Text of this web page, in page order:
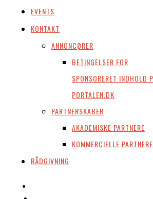
EVENTS
KONTAKT
ANNONCØRER
BETINGELSER FOR
SPONSORERET INDHOLD
PORTALEN.DK
PARTNERSKABER
AKADEMISKE PARTNERE
KOMMERCIELLE PARTNERE
RÅDGIVNING